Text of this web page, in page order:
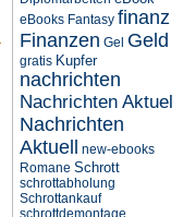
eBooks Fantasy finanz
Finanzen Gel Geld
gratis Kupfer
nachrichten
Nachrichten Aktuel
Nachrichten
Aktuell
new-ebooks
Romane Schrott
schrottabholung
Schrottankauf
schrottdemontage